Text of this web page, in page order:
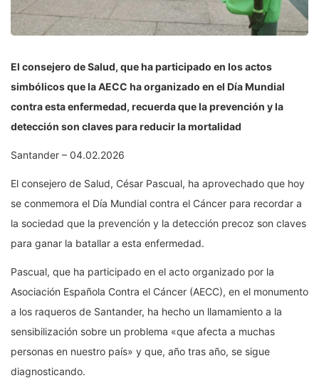
El consejero de Salud, que ha participado en los actos
simbólicos que la AECC ha organizado en el Día Mundial
contra esta enfermedad, recuerda que la prevención y la
detección son claves para reducir la mortalidad
Santander – 04.02.2026
El consejero de Salud, César Pascual, ha aprovechado que hoy
se conmemora el Día Mundial contra el Cáncer para recordar a
la sociedad que la prevención y la detección precoz son claves
para ganar la batallar a esta enfermedad.
Pascual, que ha participado en el acto organizado por la
Asociación Española Contra el Cáncer (AECC), en el monumento
a los raqueros de Santander, ha hecho un llamamiento a la
sensibilización sobre un problema «que afecta a muchas
personas en nuestro país» y que, año tras año, se sigue
diagnosticando.